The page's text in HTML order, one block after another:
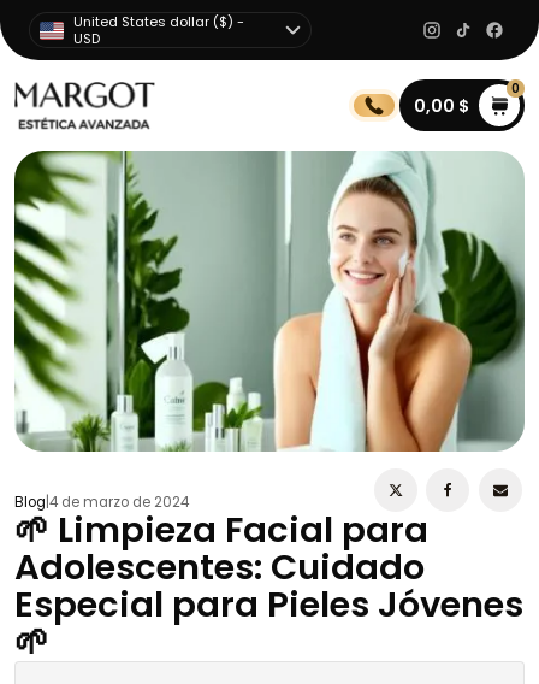
United States dollar ($) -
USD
0,00 $
0
Blog 4 de marzo de 2024
🌱 Limpieza Facial para
Adolescentes: Cuidado
Especial para Pieles Jóvenes
🌱